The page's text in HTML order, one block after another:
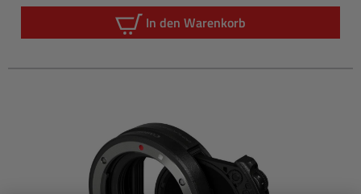
In den Warenkorb